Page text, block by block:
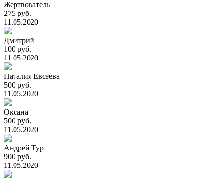
Жертвователь
275 руб.
11.05.2020
Дмитрий
100 руб.
11.05.2020
Наталия Евсеева
500 руб.
11.05.2020
Оксана
500 руб.
11.05.2020
Андрей Тур
900 руб.
11.05.2020